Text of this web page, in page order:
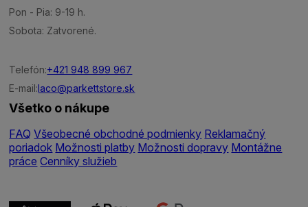
Pon - Pia: 9-19 h.
Sobota: Zatvorené.
Telefón:+421 948 899 967
E-mail:laco@parkettstore.sk
Všetko o nákupe
FAQ Všeobecné obchodné podmienky Reklamačný
poriadok Možnosti platby Možnosti dopravy Montážne
práce Cenníky služieb